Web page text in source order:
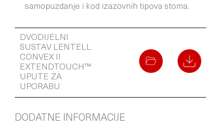
samopuzdanje i kod izazovnih tipova stoma.
DVODIJELNI
SUSTAV LENTELL
CONVEX II
EXTENDTOUCH™
UPUTE ZA
UPORABU
DODATNE INFORMACIJE